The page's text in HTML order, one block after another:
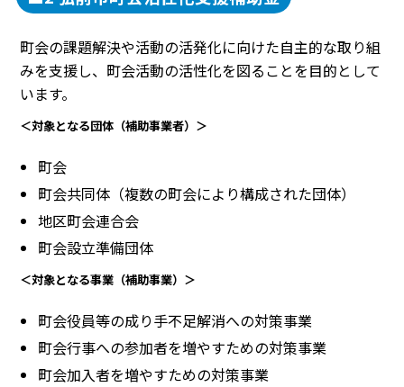
町会の課題解決や活動の活発化に向けた自主的な取り組
みを支援し、町会活動の活性化を図ることを目的として
います。
＜対象となる団体（補助事業者）＞
町会
町会共同体（複数の町会により構成された団体）
地区町会連合会
町会設立準備団体
＜対象となる事業（補助事業）＞
町会役員等の成り手不足解消への対策事業
町会行事への参加者を増やすための対策事業
町会加入者を増やすための対策事業